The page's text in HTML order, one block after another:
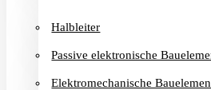
Halbleiter
Passive elektronische
Elektromechanische